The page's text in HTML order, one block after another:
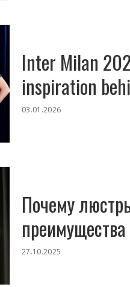
Inter Milan
inspiration
03.01.2026
Почему
27.10.2025